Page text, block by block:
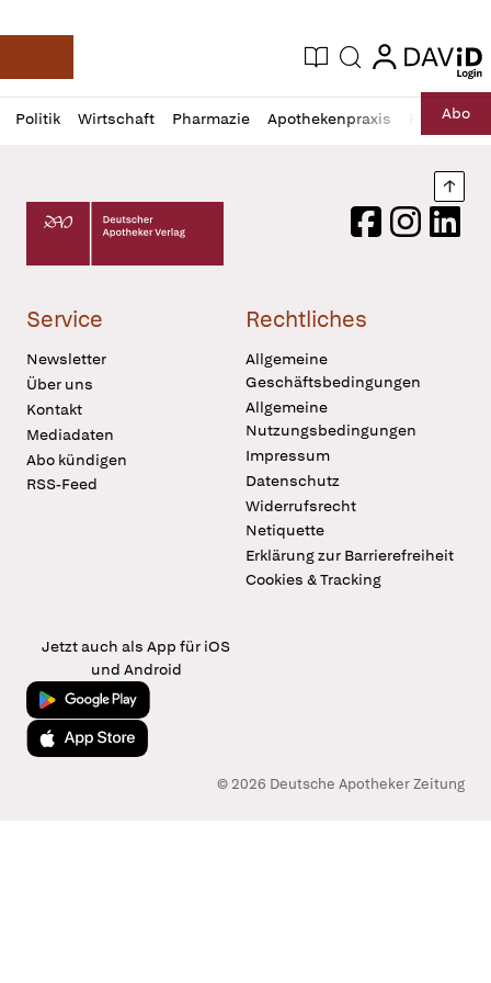
Deutsche Apotheker Zeitung
Aktuelle Ausgabe
Suche login
login
Politik Wirtschaft Pharmazie Apothekenpraxis RechtAbo
Profil
öffnen
Daz
Pur
Deutscher Apotheker Verlag Logo
FacebookInstagram
Service
Newsletter
Über uns
Kontakt
Mediadaten
Abo kündigen
RSS-Feed
Rechtliches
Allgemeine
Geschäftsbedingungen
Allgemeine
Nutzungsbedingungen
Impressum
Datenschutz
Widerrufsrecht
Netiquette
Erklärung zur Barrierefreiheit
Cookies & Tracking
Jetzt auch als App für iOS
und Android
Jetzt bei Google Play
Laden im App Store
© 2026 Deutsche Apotheker Zeitung